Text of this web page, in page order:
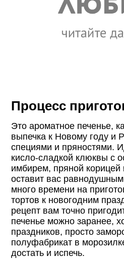
Процесс
Это ароматное печенье,
выпечка к Новому году и
специями и пряностями.
кисло-сладкой клюквы с
имбирем, пряной
оставит вас
много времени на
тортов к новогодним
рецепт вам точно
печенье можно заранее,
праздников, просто
полуфабрикат в
достать и испечь.